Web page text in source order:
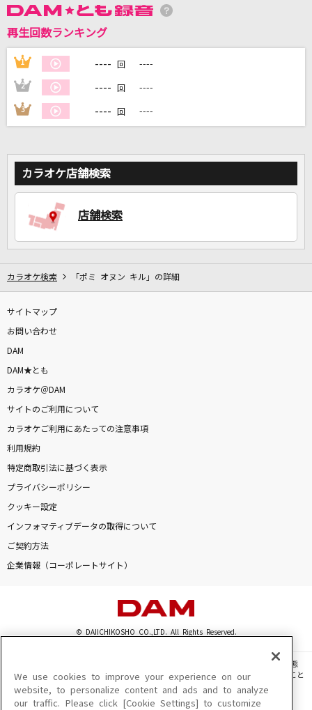
DAMの新曲・ランキングなど
DAMに会員登録・ログインして
自宅でカラオケ歌い放題！
再生回数ランキング
1 ---- 回 ----
2 ---- 回 ----
3 ---- 回 ----
カラオケ店舗検索
店舗検索
カラオケ検索 「ポミ オヌン キル」の詳細
サイトマップ
お問い合わせ
DAM
DAM★とも
カラオケ＠DAM
サイトのご利用について
カラオケご利用にあたっての注意事項
利用規約
特定商取引法に基づく表示
プライバシーポリシー
クッキー設定
インフォマティブデータの取得について
ご契約方法
企業情報（コーポレートサイト）
© DAIICHIKOSHO CO.,LTD. All Rights Reserved.
このサイトに掲載されている一切の文章・画像・写真・動画・音声等を、手段や形態
を問わず、著作権法の定める範囲を超えて無断で複製、転載、ファイル化などすること
を禁じます。
楽曲及びコンテンツは、機種によりご利用いただけない場合があります。
We use cookies to improve your experience on our
website, to personalize content and ads and to analyze
our traffic. Please click [Cookie Settings] to customize